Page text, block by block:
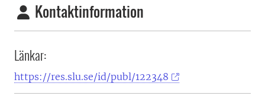
Kontaktinformation
Länkar:
https://res.slu.se/id/publ/122348